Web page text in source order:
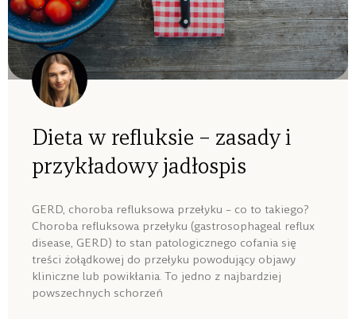
Dieta w refluksie – zasady i
przykładowy jadłospis
GERD, choroba refluksowa przełyku – co to takiego?
Choroba refluksowa przełyku (gastrosophageal reflux
disease, GERD) to stan patologicznego cofania się
treści żołądkowej do przełyku powodujący objawy
kliniczne lub powikłania. To jedno z najbardziej
powszechnych schorzeń